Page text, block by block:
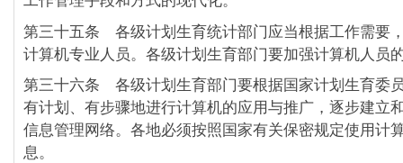
第三十五条 各级计划生育统计部门应当根据工作需要
计算机专业人员。各级计划生育部门要加强计算机人员
第三十六条 各级计划生育部门要根据国家计划生育委
有计划、有步骤地进行计算机的应用与推广，逐步建立
信息管理网络。各地必须按照国家有关保密规定使用计
息。